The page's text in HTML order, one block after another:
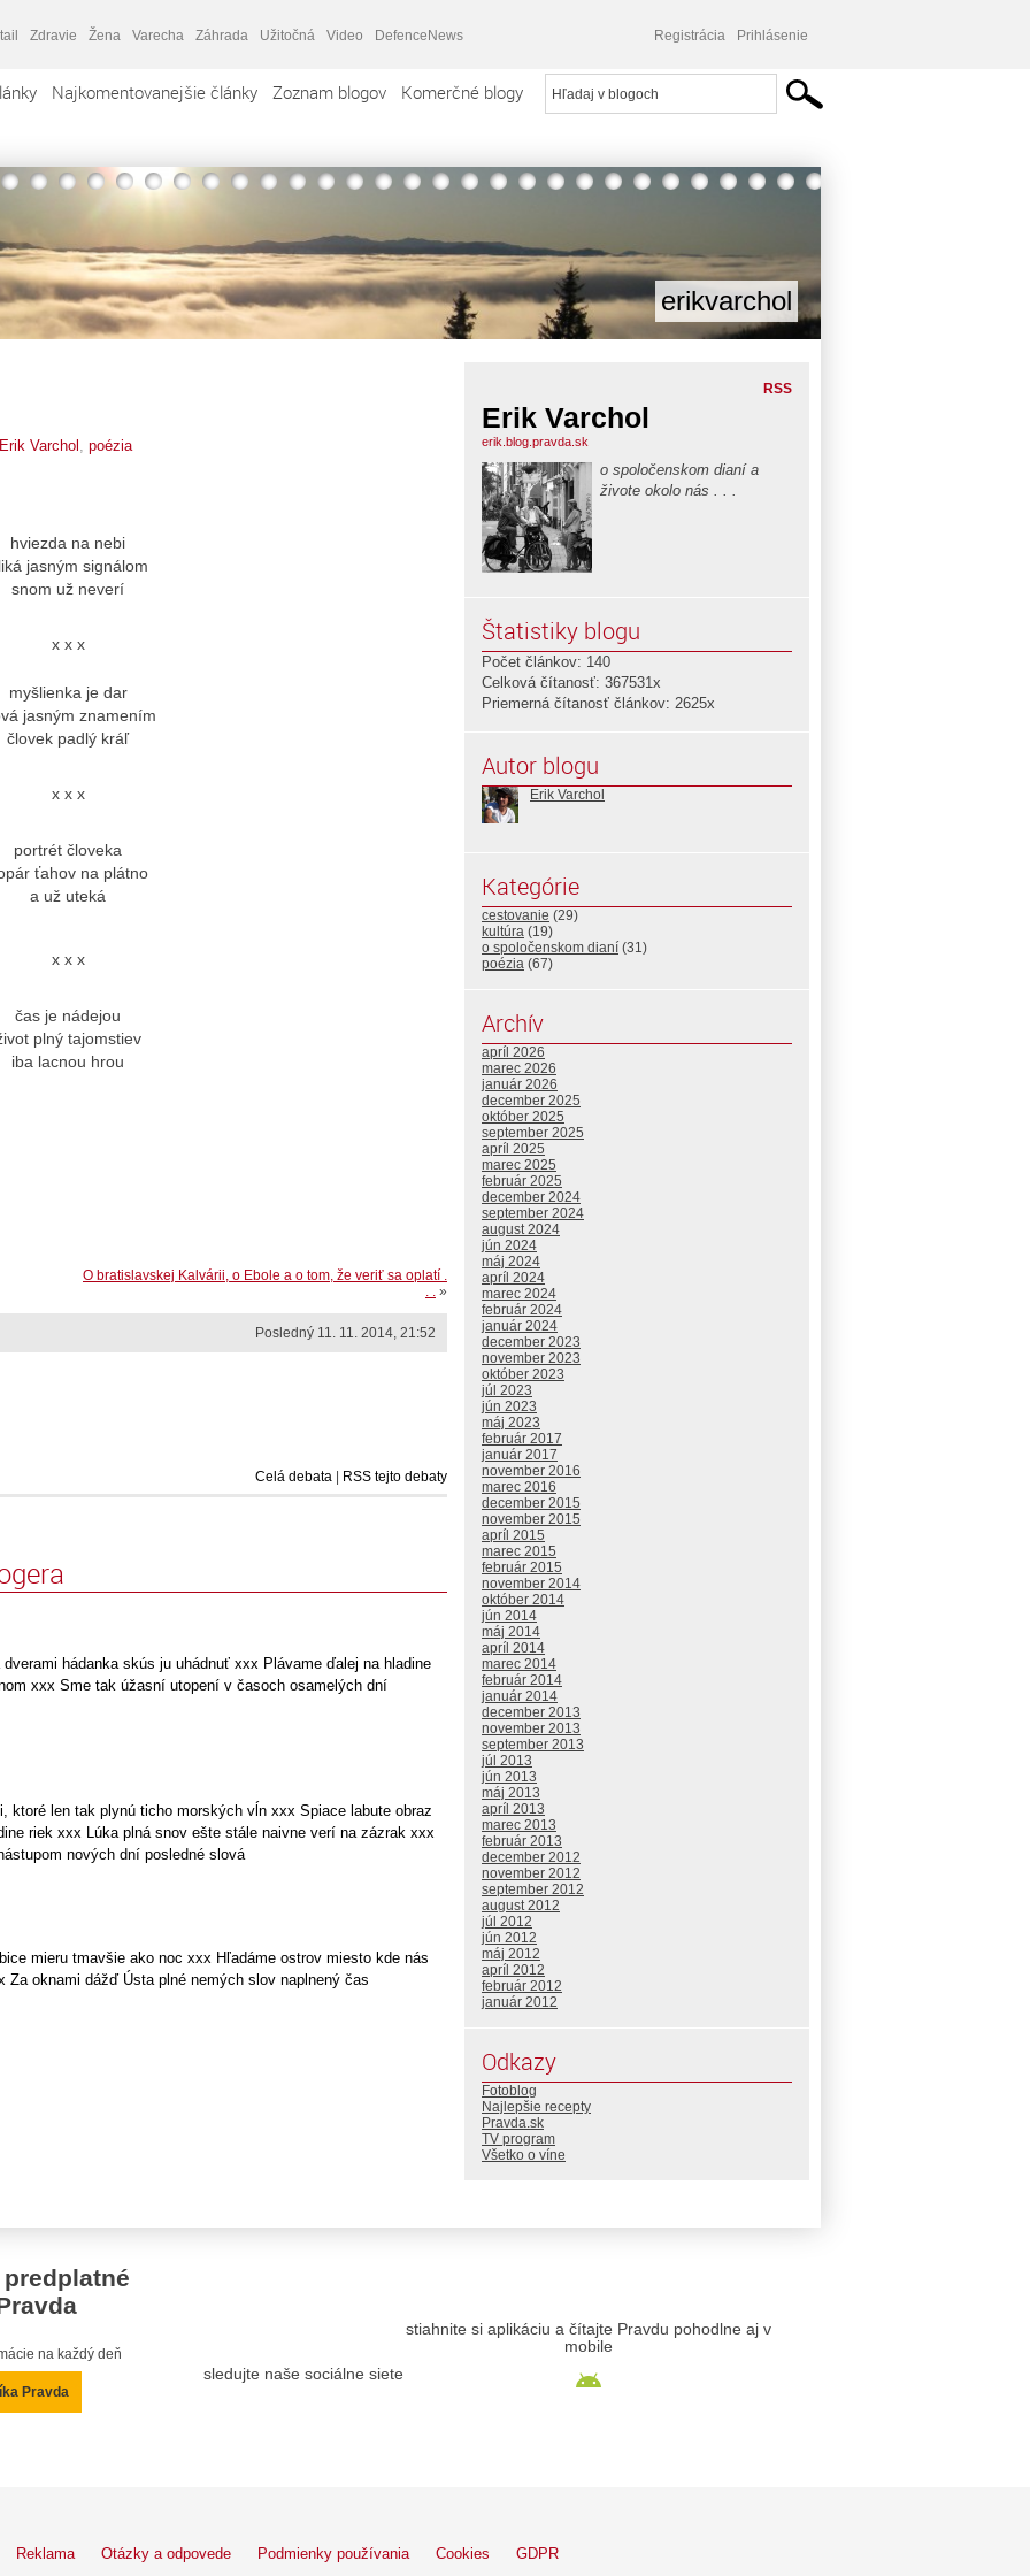
Zdravie Žena Varecha Záhrada Užitočná Video DefenceNews Registrácia Prihlásenie
Najkomentovanejšie články Zoznam blogov Komerčné blogy
erikvarchol
Erik Varchol poézia
hviezda na nebi
jasným signálom
snom už neverí
x x x
myšlienka je dar
jasným znamením
človek padlý kráľ
x x x
portrét človeka
ťahov na plátno
a už uteká
x x x
čas je nádejou
plný tajomstiev
iba lacnou hrou
O bratislavskej Kalvárii, o Ebole a o tom, že veriť sa oplatí .
. . »
Posledný 11. 11. 2014, 21:52
Celá debata RSS tejto debaty
hádanka skús ju uhádnuť xxx Plávame ďalej na hladine
xxx Sme tak úžasní utopení v časoch osamelých dní
ktoré len tak plynú ticho morských vĺn xxx Spiace labute obraz
riek xxx Lúka plná snov ešte stále naivne verí na zázrak xxx
nových dní posledné slová
mieru tmavšie ako noc xxx Hľadáme ostrov miesto kde nás
Za oknami dážď Ústa plné nemých slov naplnený čas
RSS
Erik Varchol
erik.blog.pravda.sk
o spoločenskom dianí a
živote okolo nás . . .
Štatistiky blogu
Počet článkov: 140
Celková čítanosť: 367531x
Priemerná čítanosť článkov: 2625x
Autor blogu
Erik Varchol
Kategórie
cestovanie (29)
kultúra (19)
o spoločenskom dianí (31)
poézia (67)
Archív
apríl 2026
marec 2026
január 2026
december 2025
október 2025
september 2025
apríl 2025
marec 2025
február 2025
december 2024
september 2024
august 2024
jún 2024
máj 2024
apríl 2024
marec 2024
február 2024
január 2024
december 2023
november 2023
október 2023
júl 2023
jún 2023
máj 2023
február 2017
január 2017
november 2016
marec 2016
december 2015
november 2015
apríl 2015
marec 2015
február 2015
november 2014
október 2014
jún 2014
máj 2014
apríl 2014
marec 2014
február 2014
január 2014
december 2013
november 2013
september 2013
júl 2013
jún 2013
máj 2013
apríl 2013
marec 2013
február 2013
december 2012
november 2012
september 2012
august 2012
júl 2012
jún 2012
máj 2012
apríl 2012
február 2012
január 2012
Odkazy
Fotoblog
Najlepšie recepty
Pravda.sk
TV program
Všetko o víne
na každý deň
Pravda
sledujte naše sociálne siete
stiahnite si aplikáciu a čítajte Pravdu pohodlne aj v
mobile
Reklama Otázky a odpovede Podmienky používania Cookies GDPR